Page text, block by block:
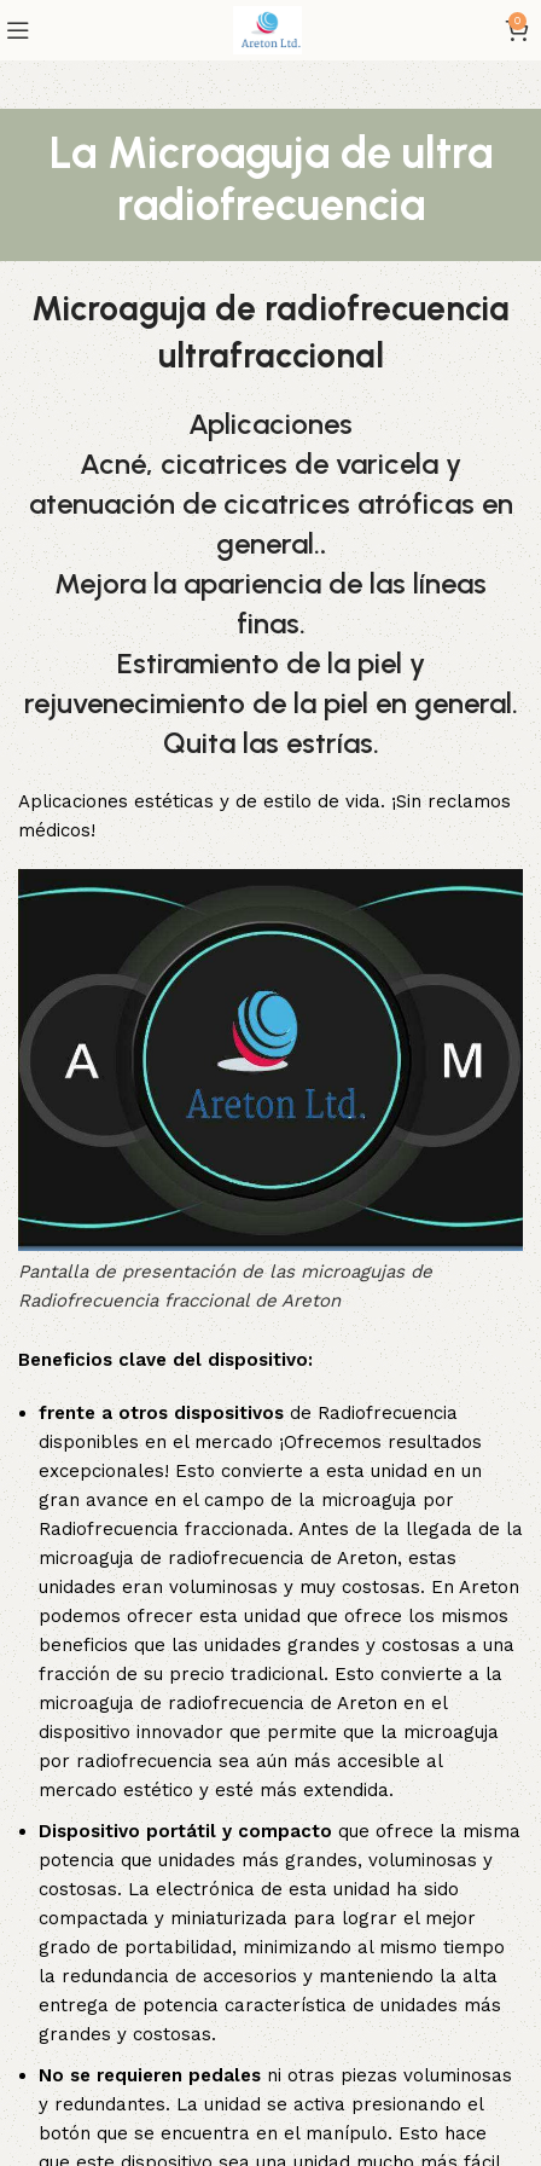
0
La Microaguja de ultra
radiofrecuencia
Microaguja de radiofrecuencia
ultrafraccional
Aplicaciones
Acné, cicatrices de varicela y
atenuación de cicatrices atróficas en
general..
Mejora la apariencia de las líneas
finas.
Estiramiento de la piel y
rejuvenecimiento de la piel en general.
Quita las estrías.
Aplicaciones estéticas y de estilo de vida. ¡Sin reclamos
médicos!
Pantalla de presentación de las microagujas de
Radiofrecuencia fraccional de Areton
Beneficios clave del dispositivo:
frente a otros dispositivosde Radiofrecuencia
disponibles en el mercado ¡Ofrecemos resultados
excepcionales! Esto convierte a esta unidad en un
gran avance en el campo de la microaguja por
Radiofrecuencia fraccionada. Antes de la llegada de la
microaguja de radiofrecuencia de Areton, estas
unidades eran voluminosas y muy costosas. En Areton
podemos ofrecer esta unidad que ofrece los mismos
beneficios que las unidades grandes y costosas a una
fracción de su precio tradicional. Esto convierte a la
microaguja de radiofrecuencia de Areton en el
dispositivo innovador que permite que la microaguja
por radiofrecuencia sea aún más accesible al
mercado estético y esté más extendida.
Dispositivo portátil y compacto que ofrece la misma
potencia que unidades más grandes, voluminosas y
costosas. La electrónica de esta unidad ha sido
compactada y miniaturizada para lograr el mejor
grado de portabilidad, minimizando al mismo tiempo
la redundancia de accesorios y manteniendo la alta
entrega de potencia característica de unidades más
grandes y costosas.
No se requieren pedalesni otras piezas voluminosas
y redundantes. La unidad se activa presionando el
botón que se encuentra en el manípulo. Esto hace